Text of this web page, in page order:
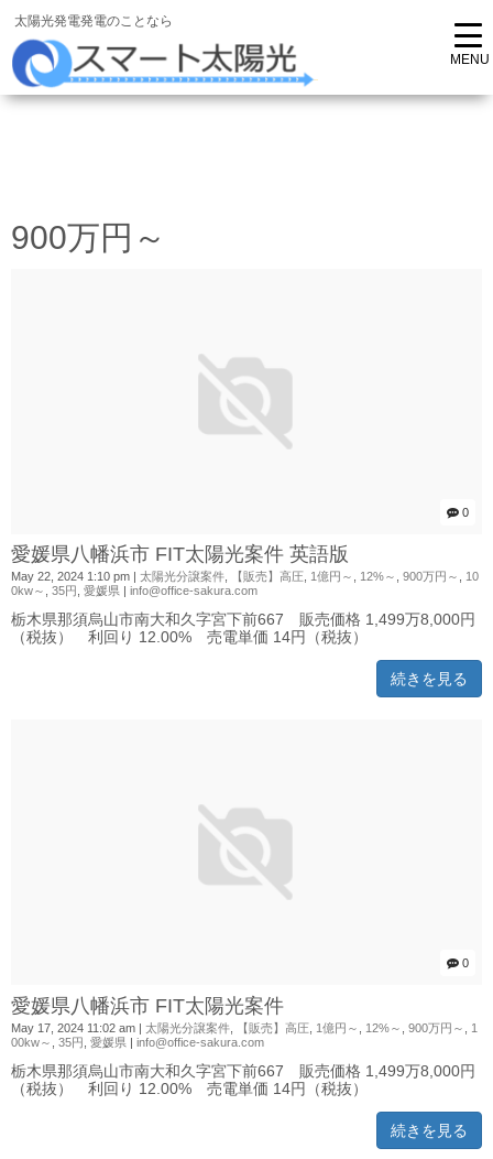
太陽光発電発電のことなら
900万円～
0
愛媛県八幡浜市 FIT太陽光案件 英語版
May 22, 2024 1:10 pm 太陽光分譲案件, 【販売】高圧, 1億円～ , 12%～ , 900万円～ , 10
0kw～ , 35円 , 愛媛県 info@office-sakura.com
栃木県那須烏山市南大和久字宮下前667 販売価格 1,499万8,000円
（税抜） 利回り 12.00% 売電単価 14円（税抜）
続きを見る
0
愛媛県八幡浜市 FIT太陽光案件
May 17, 2024 11:02 am | 太陽光分譲案件 【販売】高圧 1億円～ 12%～ 900万円～
1
00kw～
35円 愛媛県 | info@office-sakura.com
栃木県那須烏山市南大和久字宮下前667 販売価格 1,499万8,000円
（税抜） 利回り 12.00% 売電単価 14円（税抜）
続きを見る